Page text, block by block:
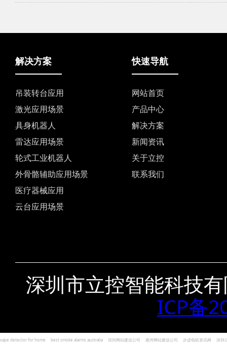
解决方案
吊装转台应用
激光应用场景
具身机器人
雷达应用场景
轮式工业机器人
外骨骼辅助应用场景
医疗器械应用
云台应用场景
快速导航
网站首页
产品中心
解决方案
新闻资讯
关于立控
联系我们
深圳市立控智能科技
ICP备
vape detector for home best smoke alarms australia 深圳网站建设公司 惠州网站建设公司 步进电机资讯网 深圳